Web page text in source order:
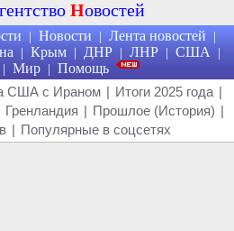
Новостей
| Новости | Лента новостей |
| Крым | ДНР | ЛНР | США |
| Мир | Помощь
США с Ираном | Итоги 2025 года |
Гренландия | Прошлое (История) |
| Популярные в соцсетях